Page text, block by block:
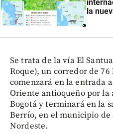
la
Se trata de la vía El
Roque), un corredor de
comenzará en la entrada
Oriente antioqueño por
Bogotá y terminará en la
Berrío, en el municipio de
Nordeste.